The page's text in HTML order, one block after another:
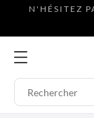
N'HÉSITEZ